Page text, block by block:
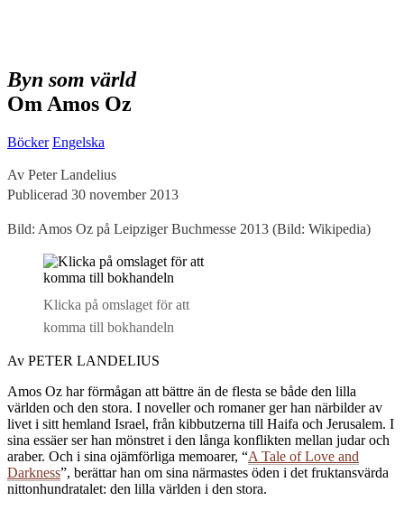
Byn som värld
Om Amos Oz
Böcker Engelska
Av Peter Landelius
Publicerad 30 november 2013
Bild: Amos Oz på Leipziger Buchmesse 2013 (Bild: Wikipedia)
Klicka på omslaget för att
komma till bokhandeln
Av PETER LANDELIUS
Amos Oz har förmågan att bättre än de flesta se både den lilla
världen och den stora. I noveller och romaner ger han närbilder av
livet i sitt hemland Israel, från kibbutzerna till Haifa och Jerusalem. I
sina essäer ser han mönstret i den långa konflikten mellan judar och
araber. Och i sina ojämförliga memoarer, “A Tale of Love and
Darkness”, berättar han om sina närmastes öden i det fruktansvärda
nittonhundratalet: den lilla världen i den stora.